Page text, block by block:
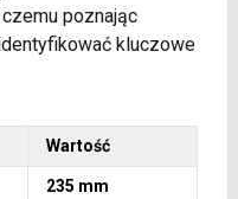
poznając
kluczowe
Wartość
235 mm